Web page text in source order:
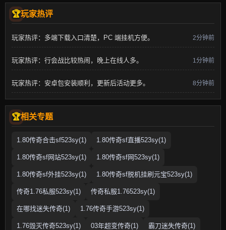
玩家热评
玩家热评：多端下载入口清楚，PC 端挂机方便。 2分钟前
玩家热评：行会战比较热闹，晚上在线人多。 1分钟前
玩家热评：安卓包安装顺利，更新后活动更多。 8分钟前
相关专题
1.80传奇合击sf523sy(1) 1.80传奇sf直播523sy(1)
1.80传奇sf网站523sy(1) 1.80传奇sf网523sy(1)
1.80传奇sf外挂523sy(1) 1.80传奇sf脱机挂刷元宝523sy(1)
传奇1.76私服523sy(1) 传奇私服1.76523sy(1)
在哪找迷失传奇(1) 1.76传奇手游523sy(1)
1.76毁灭传奇523sy(1) 03年超变传奇(1) 霸刀迷失传奇(1)